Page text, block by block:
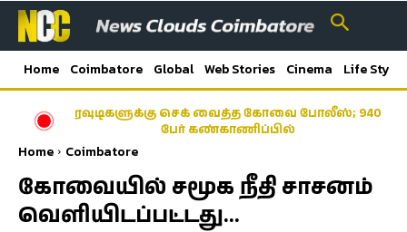
Home Coimbatore Global Web Stories Cinema Life Style
ரவுடிகளுக்கு செக் வைத்த கோவை போலீஸ்; 940
பேர் கண்காணிப்பில்
Home Coimbatore
கோவையில் சமூக நீதி சாசனம்
வெளியிடப்பட்டது…